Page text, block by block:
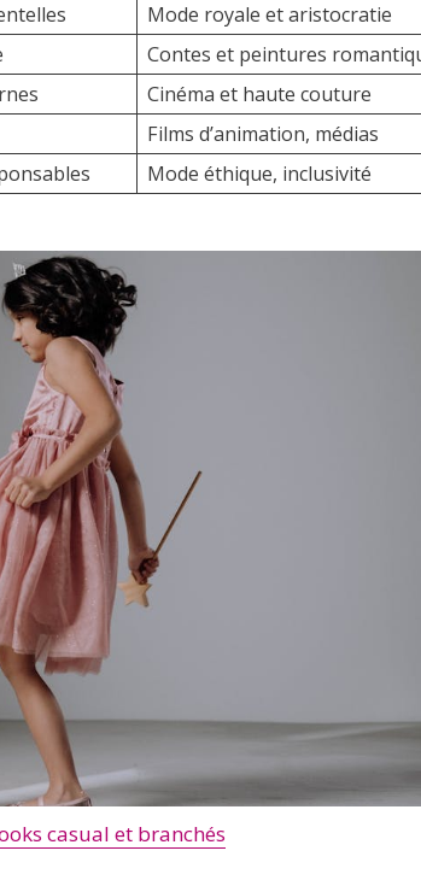
Mode royale et aristocratie
Contes et peintures
Cinéma et haute couture
Films d’animation, médias
Mode éthique, inclusivité
casual et branchés